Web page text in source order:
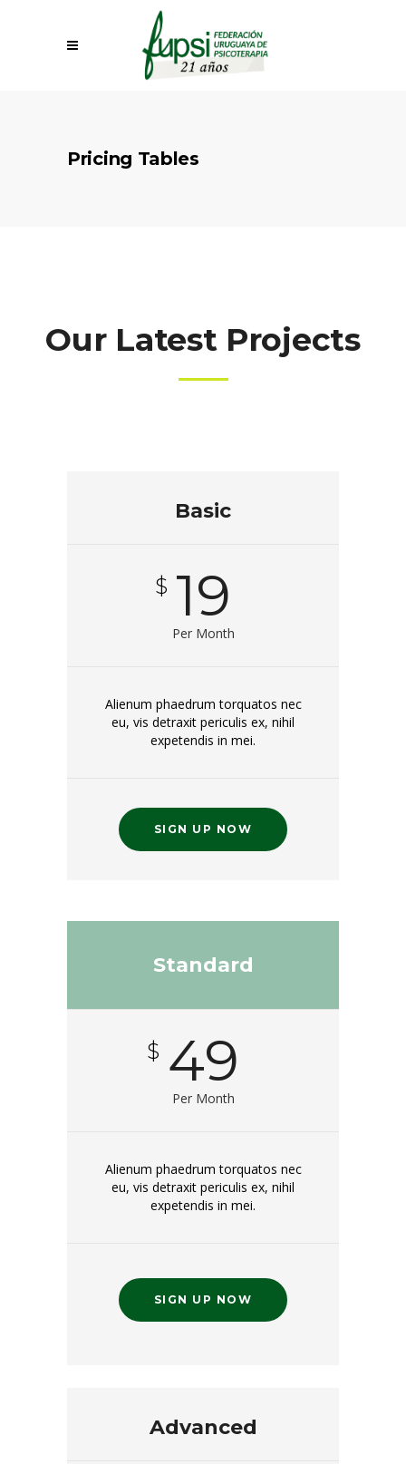
Pricing Tables
Our Latest Projects
Basic
$ 19
Per Month
Alienum phaedrum torquatos nec
eu, vis detraxit periculis ex, nihil
expetendis in mei.
SIGN UP NOW
Standard
$ 49
Per Month
Alienum phaedrum torquatos nec
eu, vis detraxit periculis ex, nihil
expetendis in mei.
SIGN UP NOW
Advanced